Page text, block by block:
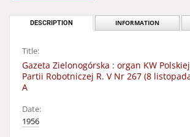
DESCRIPTION INFORMATION
Title:
Gazeta Zielonogórska : organ KW
Partii Robotniczej R. V Nr 267 (8
A
Date:
1956